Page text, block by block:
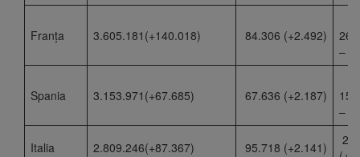
Franţa 3.605.181(+140.018) 84.306 (+2.492)
–
Spania 3.153.971(+67.685) 67.636 (+2.187)
–
Italia 2.809.246(+87.367) 95.718 (+2.141)